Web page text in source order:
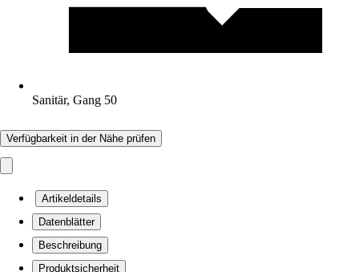
Sanitär, Gang 50
Verfügbarkeit in der Nähe prüfen
Artikeldetails
Datenblätter
Beschreibung
Produktsicherheit